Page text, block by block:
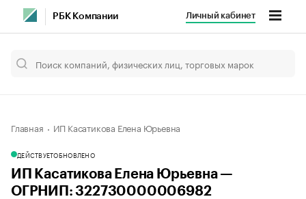
РБК Компании Личный кабинет
Главная ИП Касатикова Елена Юрьевна
ДЕЙСТВУЕТОБНОВЛЕНО
ИП Касатикова Елена Юрьевна —
ОГРНИП: 322730000006982